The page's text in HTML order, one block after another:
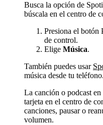
Busca la opción de
búscala en el centro de
Presiona el botón
de control.
Elige Música.
También puedes usar
música desde tu teléfono.
La canción o podcast
tarjeta en el centro de
canciones, pausar o
volumen.